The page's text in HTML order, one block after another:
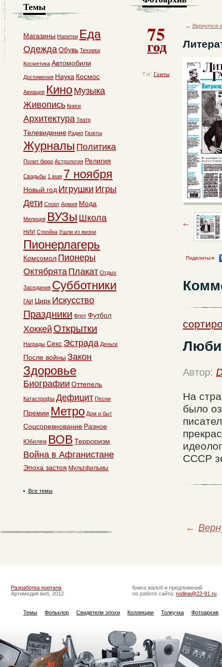
75
год
Тэг: Газеты
← Вернутся
Поделиться
Автор:
На
было
СССР
←
Темы
Магазины Напитки Еда
ОдеждаОбувь Техника
Косметика Автомобили
Достижения Наука Космос
Авиация Кино Музыка
Живопись Книги
Архитектура Театр
Телевидение Радио Газеты
Журналы Политика
Полит бюро Астрология Религия
Свадьбы 1 мая 7 ноября
Новый год Игрушки Игры
Дети Спорт Армия Мода
Милиция ВУЗы Школа
НИИ Стройка Ушли из жизни
Пионерлагерь
Комсомол Пионеры
Октябрята Плакат Отдых
Заседания Субботники
ГАИ Цирк Искусство
Праздники Флот Футбол
Хоккей Открытки
Награды Секс Эстрада Деньги
После войны Закон
Здоровье
Биографии Оттепель
Катастрофы Дефицит Песни
Премии Метро Дом и быт
Соцсоревнование Разное
Юбилеи ВОВ Терроризм
Война в Афганистане
Эпоха застоя Мультфильмы
Все темы
Разработка портала
Артимедия веб, 2012
Книга жалоб и предложений
по работе сайта: rodina@22-91.ru
Темы Фольклор Свидетели эпохи Коллекции Толкучка Фотоархив